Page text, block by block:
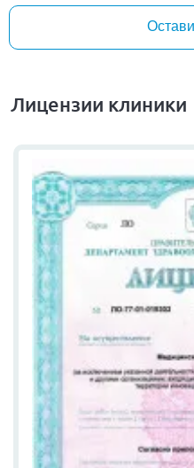
праздником, днем
Лицензии клиники